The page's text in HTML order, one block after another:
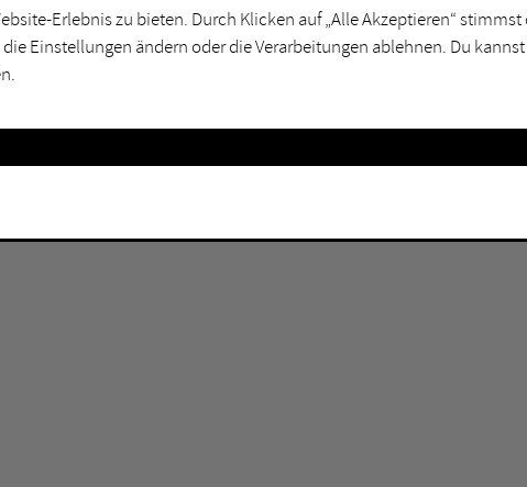
Mülheim an der Ruhr
Oberhausen
Unna
Witten
Erlebnis zu bieten. Durch Klicken auf „Alle Akzeptieren“ stimmst
Einstellungen ändern oder die Verarbeitungen ablehnen. Du